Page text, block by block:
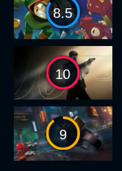
8.5
10
9